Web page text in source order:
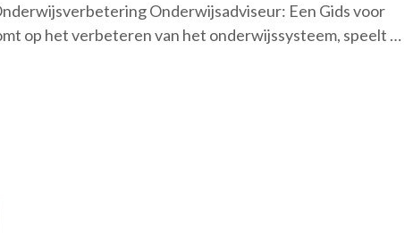
Onderwijsadviseur: Een Gids voor
op het verbeteren van het onderwijssysteem, speelt …